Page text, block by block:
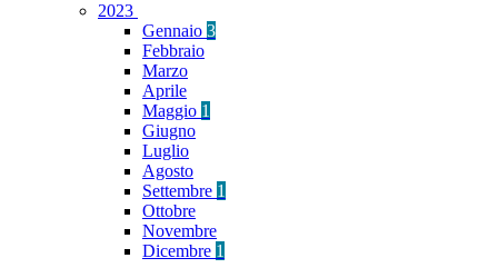
2023
Gennaio 3
Febbraio
Marzo
Aprile
Maggio 1
Giugno
Luglio
Agosto
Settembre 1
Ottobre
Novembre
Dicembre 1